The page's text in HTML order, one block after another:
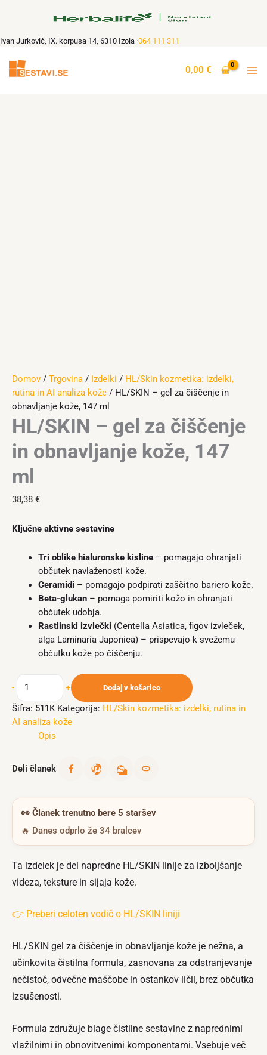
Ivan Jurkovič, IX. korpusa 14, 6310 Izola ·064 111 311
0,00€
Domov / Trgovina / Izdelki / HL/Skin kozmetika: izdelki,
rutina in AI analiza kože / HL/SKIN – gel za čiščenje in
obnavljanje kože, 147 ml
HL/SKIN – gel za čiščenje
in obnavljanje kože, 147
ml
38,38 €
Ključne aktivne sestavine
Tri oblike hialuronske kisline– pomagajo ohranjati
občutek navlaženosti kože.
Ceramidi – pomagajo podpirati zaščitno bariero kože.
Beta-glukan– pomaga pomiriti kožo in ohranjati
občutek udobja.
Rastlinski izvlečki (Centella Asiatica, figov izvleček,
alga Laminaria Japonica) – prispevajo k svežemu
občutku kože po čiščenju.
-
–
gel
+ Dodaj v košarico
Šifra: 511K Kategorija: HL/Skin kozmetika: izdelki, rutina in
AI analiza kože
Opis
Deli članek
👀 Članek trenutno bere 5 staršev
🔥 Danes odprlo že 34 bralcev
Ta izdelek je del napredne HL/SKIN linije za izboljšanje
videza, teksture in sijaja kože.
👉 Preberi celoten vodič o HL/SKIN liniji
HL/SKIN gel za čiščenje in obnavljanje kože je nežna, a
učinkovita čistilna formula, zasnovana za odstranjevanje
nečistoč, odvečne maščobe in ostankov ličil, brez občutka
izsušenosti.
Formula združuje blage čistilne sestavine z naprednimi
vlažilnimi in obnovitvenimi komponentami. Vsebuje več